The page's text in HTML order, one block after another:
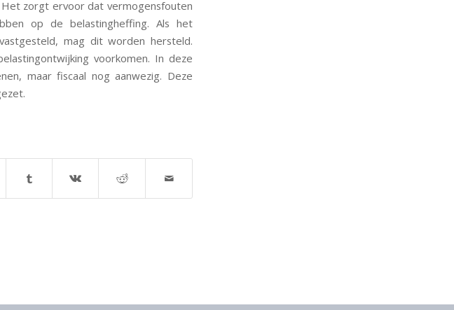
zorgt ervoor dat vermogensfouten
op de belastingheffing. Als het
mag dit worden hersteld.
voorkomen. In deze
maar fiscaal nog aanwezig. Deze